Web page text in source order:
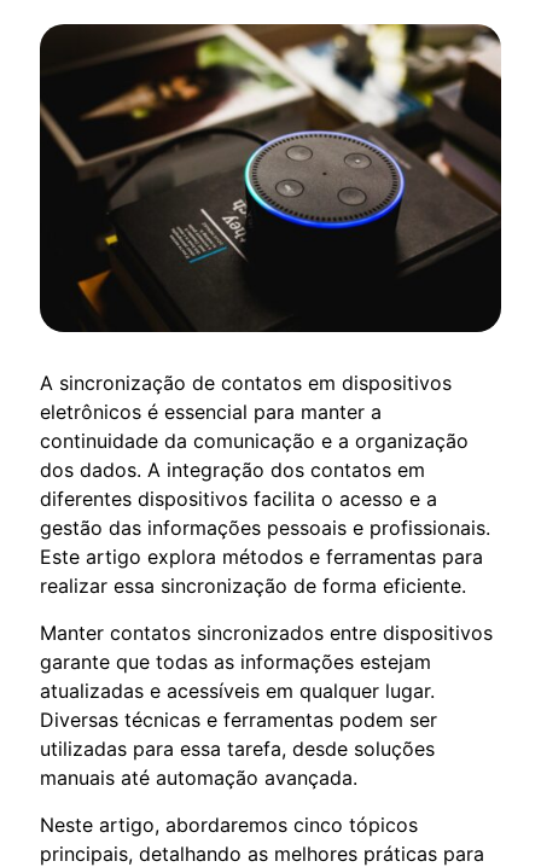
A sincronização de contatos em dispositivos
eletrônicos é essencial para manter a
continuidade da comunicação e a organização
dos dados. A integração dos contatos em
diferentes dispositivos facilita o acesso e a
gestão das informações pessoais e profissionais.
Este artigo explora métodos e ferramentas para
realizar essa sincronização de forma eficiente.
Manter contatos sincronizados entre dispositivos
garante que todas as informações estejam
atualizadas e acessíveis em qualquer lugar.
Diversas técnicas e ferramentas podem ser
utilizadas para essa tarefa, desde soluções
manuais até automação avançada.
Neste artigo, abordaremos cinco tópicos
principais, detalhando as melhores práticas para